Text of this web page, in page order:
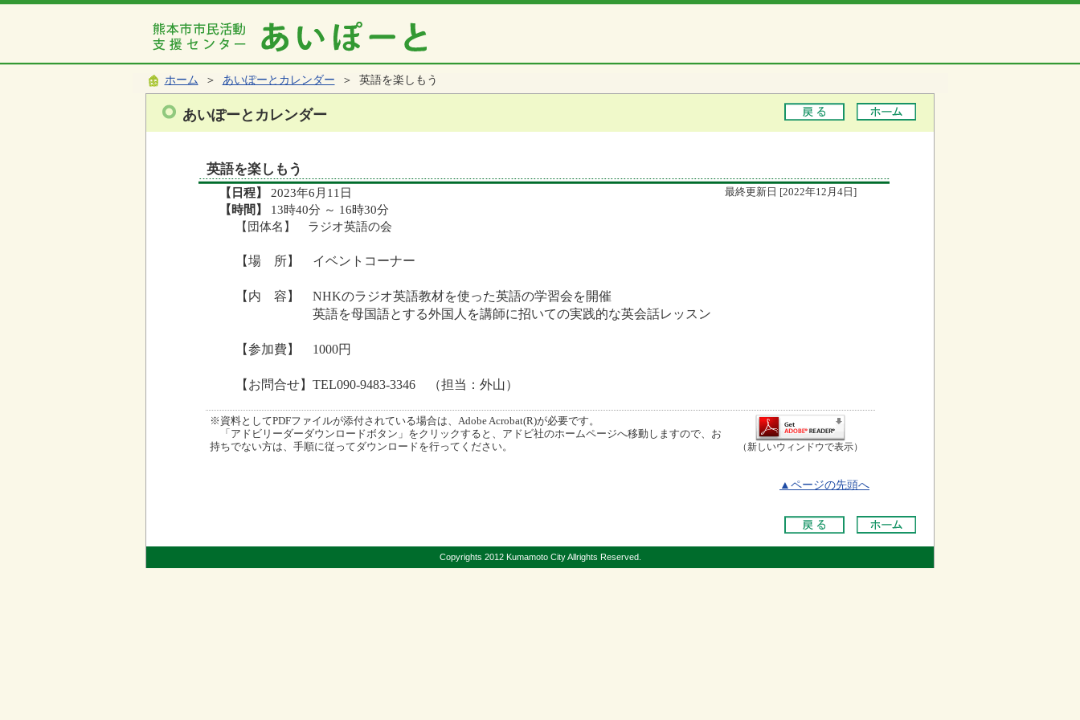
ホーム ＞ あいぽーとカレンダー ＞ 英語を楽しもう
あいぽーとカレンダー
英語を楽しもう
【日程】 2023年6月11日 最終更新日 [2022年12月4日]
【時間】
13時40分 ～ 16時30分
【団体名】 ラジオ英語の会
【場 所】 イベントコーナー
【内 容】 NHKのラジオ英語教材を使った英語の学習会を開催
英語を母国語とする外国人を講師に招いての実践的な英会話レッスン
【参加費】 1000円
【お問合せ】TEL090-9483-3346 （担当：外山）
※資料としてPDFファイルが添付されている場合は、Adobe Acrobat(R)が必要です。
「アドビリーダーダウンロードボタン」をクリックすると、アドビ社のホームページへ移動しますので、お
持ちでない方は、手順に従ってダウンロードを行ってください。
（新しいウィンドウで表示）
▲ページの先頭へ
Copyrights 2012 Kumamoto City Allrights Reserved.